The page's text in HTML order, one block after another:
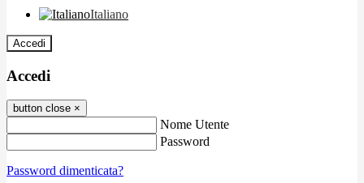
Italiano
Accedi
Accedi
button close ×
Nome Utente
Password
Password dimenticata?